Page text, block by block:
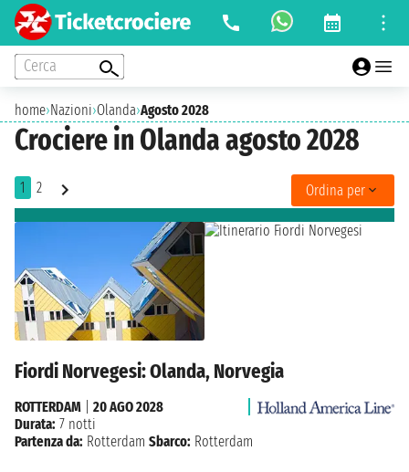
Cerca
home›Nazioni›Olanda›Agosto 2028
Crociere in Olanda agosto 2028
1 2 Ordina per
Fiordi Norvegesi: Olanda, Norvegia
ROTTERDAM
20 AGO 2028
Durata: 7 notti
Partenza da: Rotterdam Sbarco: Rotterdam